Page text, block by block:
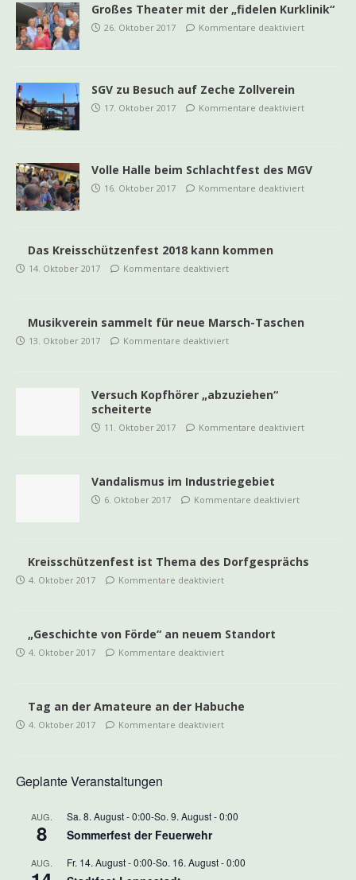
Großes Theater mit der „fidelen Kurklinik“
26. Oktober 2017 Kommentare deaktiviert
SGV zu Besuch auf Zeche Zollverein
17. Oktober 2017 Kommentare deaktiviert
Volle Halle beim Schlachtfest des MGV
16. Oktober 2017 Kommentare deaktiviert
Das Kreisschützenfest 2018 kann kommen
14. Oktober 2017 Kommentare deaktiviert
Musikverein sammelt für neue Marsch-Taschen
13. Oktober 2017 Kommentare deaktiviert
Versuch Kopfhörer „abzuziehen“
scheiterte
11. Oktober 2017 Kommentare deaktiviert
Vandalismus im Industriegebiet
6. Oktober 2017 Kommentare deaktiviert
Kreisschützenfest ist Thema des Dorfgesprächs
4. Oktober 2017 Kommentare deaktiviert
„Geschichte von Förde“ an neuem Standort
4. Oktober 2017 Kommentare deaktiviert
Tag an der Amateure an der Habuche
4. Oktober 2017 Kommentare deaktiviert
Geplante Veranstaltungen
AUG.
8
Sa. 8. August - 0:00-So. 9. August - 0:00
Sommerfest der Feuerwehr
AUG. Fr. 14. August - 0:00-So. 16. August - 0:00